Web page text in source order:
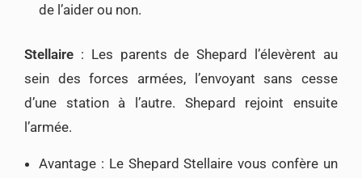
de l’aider ou non.
Stellaire : Les parents de Shepard l’élevèrent au
sein des forces armées, l’envoyant sans cesse
d’une station à l’autre. Shepard rejoint ensuite
l’armée.
Avantage : Le Shepard Stellaire vous confère un